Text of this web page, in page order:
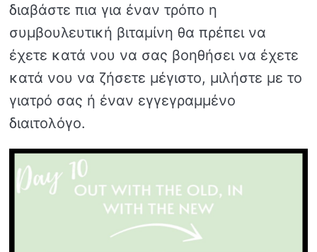
διαβάστε πια για έναν τρόπο η
συμβουλευτική βιταμίνη θα πρέπει να
έχετε κατά νου να σας βοηθήσει να έχετε
κατά νου να ζήσετε μέγιστο, μιλήστε με το
γιατρό σας ή έναν εγγεγραμμένο
διαιτολόγο.